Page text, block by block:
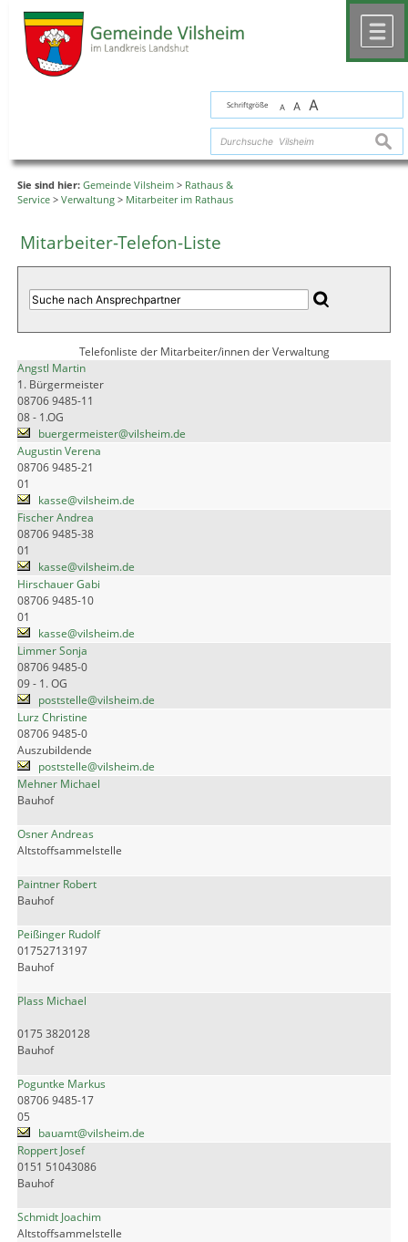
Schriftgröße A A A
Sie sind hier: Gemeinde Vilsheim > Rathaus &
Service > Verwaltung > Mitarbeiter im Rathaus
Mitarbeiter-Telefon-Liste
Telefonliste der Mitarbeiter/innen der Verwaltung
Angstl Martin
1. Bürgermeister
08706 9485-11
08 - 1.OG
buergermeister@vilsheim.de
Augustin Verena
08706 9485-21
01
kasse@vilsheim.de
Fischer Andrea
08706 9485-38
01
kasse@vilsheim.de
Hirschauer Gabi
08706 9485-10
01
kasse@vilsheim.de
Limmer Sonja
08706 9485-0
09 - 1. OG
poststelle@vilsheim.de
Lurz Christine
08706 9485-0
Auszubildende
poststelle@vilsheim.de
Mehner Michael
Bauhof
Osner Andreas
Altstoffsammelstelle
Paintner Robert
Bauhof
Peißinger Rudolf
01752713197
Bauhof
Plass Michael
0175 3820128
Bauhof
Poguntke Markus
08706 9485-17
05
bauamt@vilsheim.de
Roppert Josef
0151 51043086
Bauhof
Schmidt Joachim
Altstoffsammelstelle